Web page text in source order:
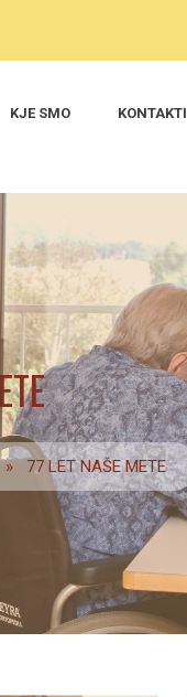
KJE SMO KONTAKTI
» 77 LET NAŠE METE